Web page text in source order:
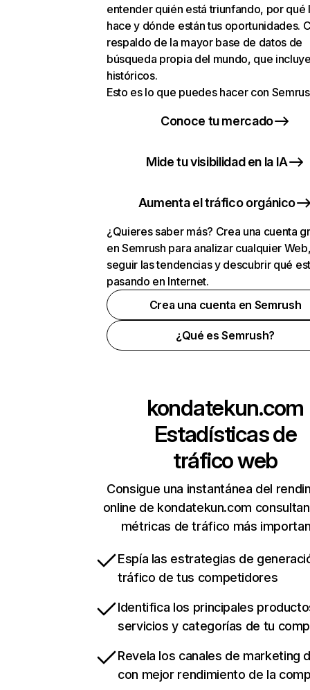
entender quién está triunfando, por qué
hace y dónde están tus oportunidades.
respaldo de la mayor base de datos de
búsqueda propia del mundo, que
históricos.
Esto es lo que puedes hacer con
Conoce tu mercado
Mide tu visibilidad en la IA
Aumenta el tráfico orgánico
¿Quieres saber más? Crea una cuenta
en Semrush para analizar cualquier
seguir las tendencias y descubrir qué
pasando en Internet.
Crea una cuenta en Semrush
¿Qué es Semrush?
kondatekun.com
Estadísticas de
tráfico web
Consigue una instantánea del
online de kondatekun.com
métricas de tráfico más
Espía las estrategias de
tráfico de tus competidores
Identifica los principales
servicios y categorías de tu
Revela los canales de marketing
con mejor rendimiento de la